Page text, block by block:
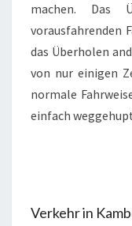
machen. Das
vorausfahrenden
das Überholen
von nur einigen
normale
einfach
Verkehr in